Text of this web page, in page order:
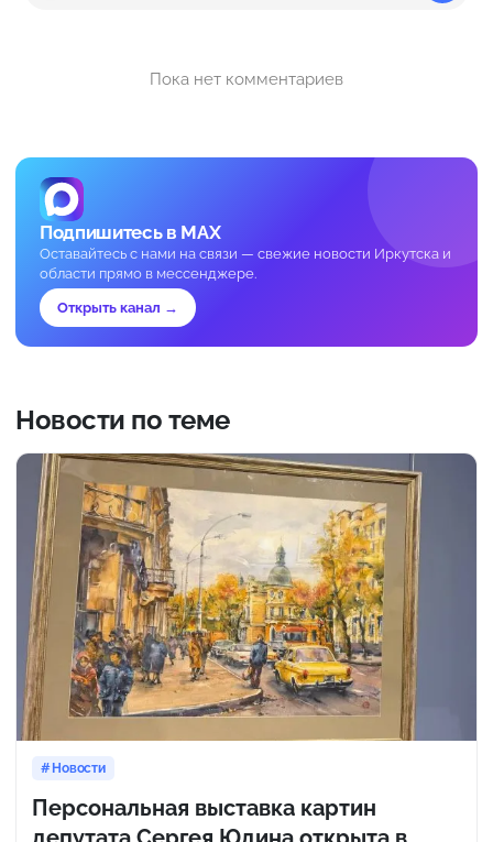
Пока нет комментариев
Подпишитесь в MAX
Оставайтесь с нами на связи — свежие новости Иркутска и
области прямо в мессенджере.
Открыть канал →
Новости по теме
Новости
Персональная выставка картин